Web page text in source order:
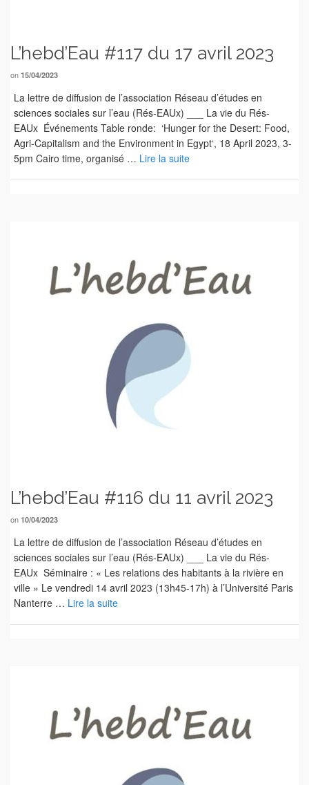
L’hebd’Eau #117 du 17 avril 2023
on 15/04/2023
La lettre de diffusion de l’association Réseau d’études en
sciences sociales sur l’eau (Rés-EAUx) ___ La vie du Rés-
EAUx Événements Table ronde: ‘Hunger for the Desert: Food,
Agri-Capitalism and the Environment in Egypt‘, 18 April 2023, 3-
5pm Cairo time, organisé … Lire la suite
L’hebd’Eau #116 du 11 avril 2023
on 10/04/2023
La lettre de diffusion de l’association Réseau d’études en
sciences sociales sur l’eau (Rés-EAUx) ___ La vie du Rés-
EAUx Séminaire : « Les relations des habitants à la rivière en
ville » Le vendredi 14 avril 2023 (13h45-17h) à l’Université Paris
Nanterre … Lire la suite